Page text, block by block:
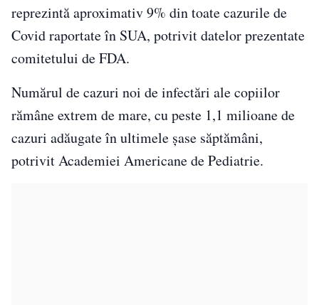
reprezintă aproximativ 9% din toate cazurile de
Covid raportate în SUA, potrivit datelor prezentate
comitetului de FDA.
Numărul de cazuri noi de infectări ale copiilor
rămâne extrem de mare, cu peste 1,1 milioane de
cazuri adăugate în ultimele șase săptămâni,
potrivit Academiei Americane de Pediatrie.